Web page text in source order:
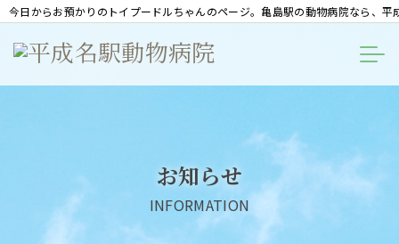
今日からお預かりのトイプードルちゃんのページ。亀島駅の動物病院なら、平
お知らせ
INFORMATION